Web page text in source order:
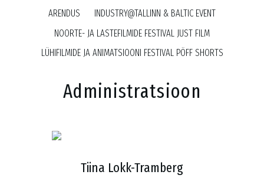
ARENDUS
INDUSTRY@TALLINN & BALTIC EVENT
NOORTE- JA LASTEFILMIDE FESTIVAL JUST FILM
LÜHIFILMIDE JA ANIMATSIOONI FESTIVAL PÖFF SHORTS
Administratsioon
Tiina Lokk-Tramberg